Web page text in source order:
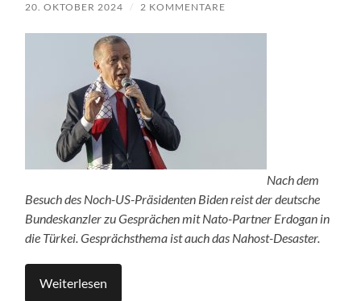
20. OKTOBER 2024 / 2 KOMMENTARE
Nach dem
Besuch des Noch-US-Präsidenten Biden reist der deutsche
Bundeskanzler zu Gesprächen mit Nato-Partner Erdogan in
die Türkei. Gesprächsthema istauch das Nahost-Desaster.
Weiterlesen